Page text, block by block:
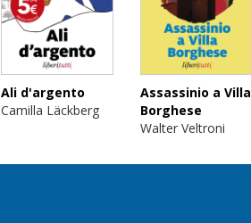
Ali d'argento
Camilla Läckberg
Assassinio a Villa
Borghese
Walter Veltroni